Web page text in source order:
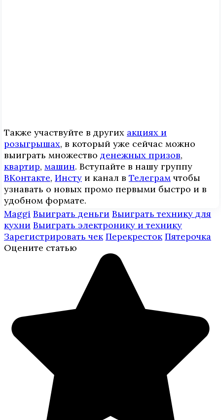
Также участвуйте в других акциях и
розыгрышах, в который уже сейчас можно
выиграть множество денежных призов,
квартир, машин. Вступайте в нашу группу
ВКонтакте, Инcтy и канал в Телеграм чтобы
узнавать о новых промо первыми быстро и в
удобном формате.
Maggi Выиграть деньги Выиграть технику для
кухни Выиграть электронику и технику
Зарегистрировать чек Перекресток Пятерочка
Оцените статью